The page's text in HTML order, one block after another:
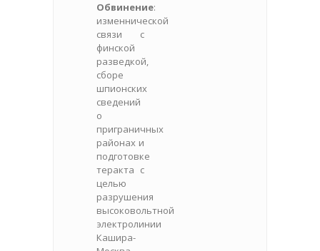
Обвинение:
изменнической
связи с
финской
разведкой,
сборе
шпионских
сведений
о
приграничных
районах и
подготовке
теракта с
целью
разрушения
высоковольтной
электролинии
Кашира-